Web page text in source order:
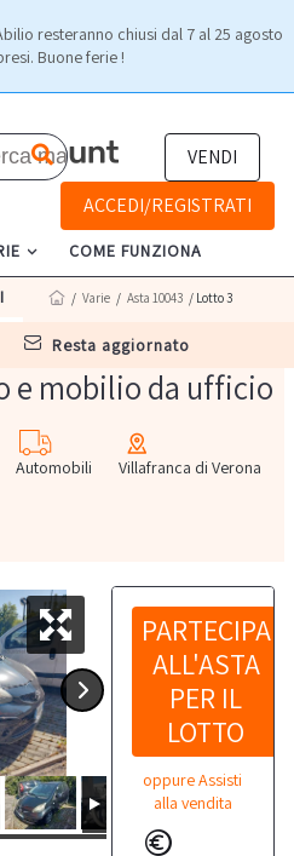
resteranno chiusi dal 7 al 25 agosto
Buone ferie !
VENDI
ACCEDI/REGISTRATI
COME FUNZIONA
resta aggiornato
/ Varie / Asta 10043 / Lotto 3
e mobilio da ufficio
Automobili
Villafranca di Verona
PARTECIPA
ALL'ASTA
PER IL
LOTTO
oppure Assisti
alla vendita